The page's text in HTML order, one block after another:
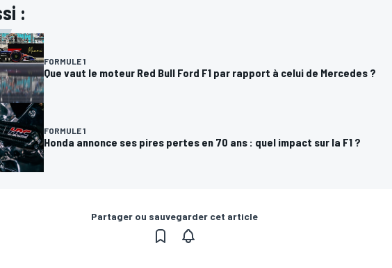
:
FORMULE 1
Que vaut le moteur Red Bull Ford F1 par rapport à celui de Mercedes ?
FORMULE 1
Honda annonce ses pires pertes en 70 ans : quel impact sur la F1 ?
Partager ou sauvegarder cet article